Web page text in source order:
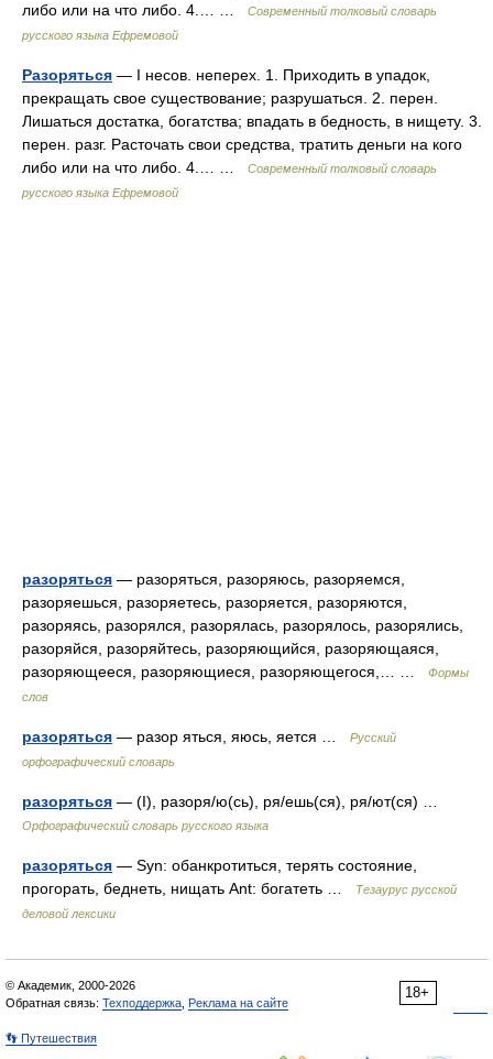
либо или на что либо. 4.… …
Современный толковый словарь
русского языка Ефремовой
Разоряться — I несов. неперех. 1. Приходить в упадок,
прекращать свое существование; разрушаться. 2. перен.
Лишаться достатка, богатства; впадать в бедность, в нищету. 3.
перен. разг. Расточать свои средства, тратить деньги на кого
либо или на что либо. 4.… …
Современный толковый словарь
русского языка Ефремовой
разоряться — разоряться, разоряюсь, разоряемся,
разоряешься, разоряетесь, разоряется, разоряются,
разоряясь, разорялся, разорялась, разорялось, разорялись,
разоряйся, разоряйтесь, разоряющийся, разоряющаяся,
разоряющееся, разоряющиеся, разоряющегося,… …
Формы
слов
разоряться — разор яться, яюсь, яется …
Русский
орфографический словарь
разоряться — (I), разоря/ю(сь), ря/ешь(ся), ря/ют(ся) …
Орфографический словарь русского языка
разоряться — Syn: обанкротиться, терять состояние,
прогорать, беднеть, нищать Ant: богатеть …
Тезаурус русской
деловой лексики
18+
© Академик, 2000-2026
Обратная связь: Техподдержка Реклама на сайте
👣 Путешествия